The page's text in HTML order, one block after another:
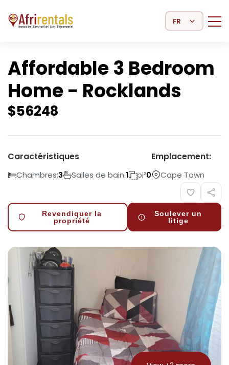
Select Language
Affordable 3 Bedroom
Home - Rocklands
$56248
Caractéristiques
Chambres:3 Salles de bain:1 pi²0
Emplacement:
Cape Town
Revendiquer la
propriété
Soulever un
litige